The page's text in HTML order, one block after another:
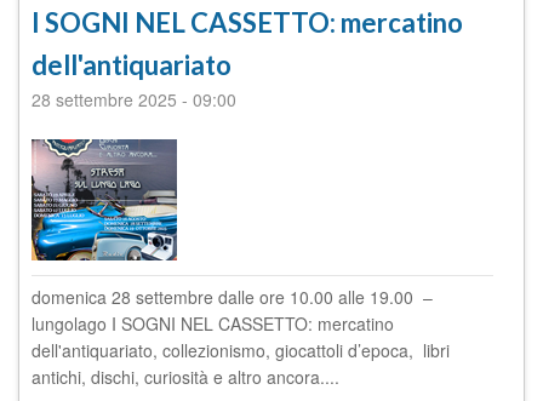
I SOGNI NEL CASSETTO: mercatino
dell'antiquariato
28 settembre 2025 - 09:00
domenica 28 settembre dalle ore 10.00 alle 19.00 –
lungolago I SOGNI NEL CASSETTO: mercatino
dell'antiquariato, collezionismo, giocattoli d’epoca, libri
antichi, dischi, curiosità e altro ancora....